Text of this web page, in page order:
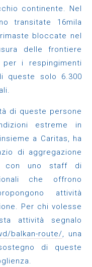
continente. Nel
transitate 16mila
bloccate nel
delle frontiere
i respingimenti
queste solo 6.300
di queste persone
estreme in
a Caritas, ha
di aggregazione
con uno staff di
che offrono
attività
Per chi volesse
attività segnalo
balkan-route/, una
di queste